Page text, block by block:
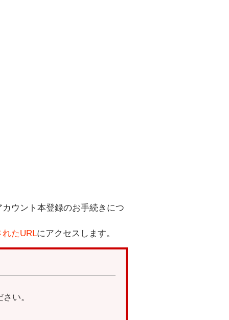
ウント本登録のお手続きにつ
れたURLにアクセスします。
い。